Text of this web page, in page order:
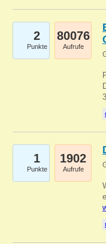
2
Punkte
80076
Aufrufe
1
Punkte
1902
Aufrufe